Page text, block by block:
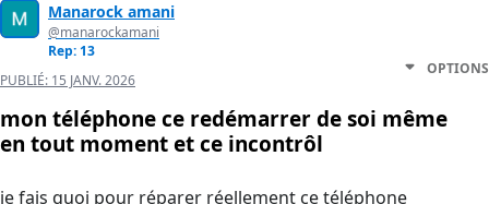
Manarock amani
@manarockamani
Rep: 13
PUBLIÉ: 15 JANV. 2026
OPTIONS
mon téléphone ce redémarrer de soi même
en tout moment et ce incontrôl
je fais quoi pour réparer réellement ce téléphone